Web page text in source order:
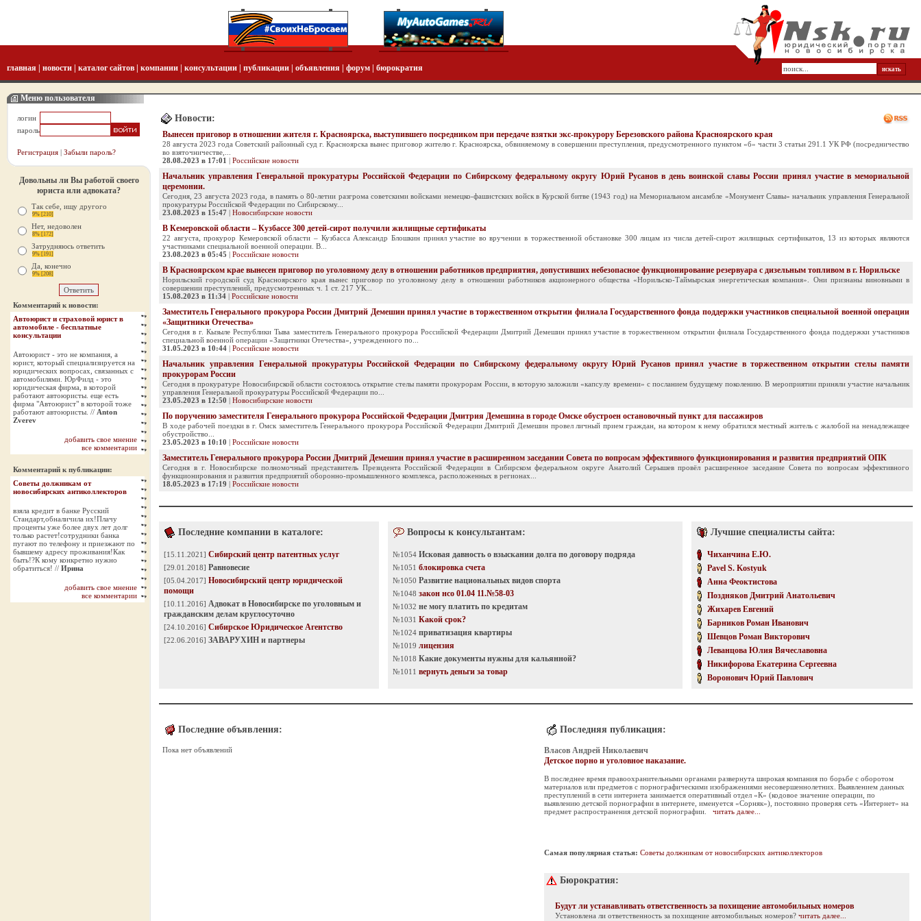
главная новости каталог сайтов компании консультации публикации объявления форум бюрократия
Меню пользователя
логин
пароль
Регистрация | Забыли пароль?
Довольны ли Вы работой своего
юриста или адвоката?
Так себе, ищу другого
9% [210]
Нет, недоволен
8% [172]
Затрудняюсь ответить
9% [191]
Да, конечно
9% [208]
Комментарий к новости:
Автоюрист и страховой юрист в
автомобиле - бесплатные
консультации
Автоюрист - это не компания, а
юрист, который специализируется на
юридических вопросах, связанных с
автомобилями. ЮрФилд - это
юридическая фирма, в которой
работают автоюристы. еще есть
фирма "Автоюрист" в которой тоже
работают автоюристы. // Anton
Zverev
добавить свое мнение
все комментарии
Комментарий к публикации:
Советы должникам от
новосибирских антиколлекторов
взяла кредит в банке Русский
Стандарт,обналичила их!Плачу
проценты уже более двух лет долг
только растет!сотрудники банка
пугают по телефону и приезжают по
бывшему адресу проживания!Как
быть!?К кому конкретно нужно
обратиться! // Ирина
добавить свое мнение
все комментарии
Новости:
Вынесен приговор в отношении жителя г. Красноярска, выступившего посредником при передаче взятки экс-прокурору Березовского района Красноярского края
28 августа 2023 года Советский районный суд г. Красноярска вынес приговор жителю г. Красноярска, обвиняемому в совершении преступления, предусмотренного пунктом «б» части 3 статьи 291.1 УК РФ (посредничество
во взяточничестве,...
28.08.2023 в 17:01 | Российские новости
Начальник управления Генеральной прокуратуры Российской Федерации по Сибирскому федеральному округу Юрий Русанов в день воинской славы России принял участие в мемориальной
церемонии.
Сегодня, 23 августа 2023 года, в память о 80-летии разгрома советскими войсками немецко-фашистских войск в Курской битве (1943 год) на Мемориальном ансамбле «Монумент Славы» начальник управления Генеральной
прокуратуры Российской Федерации по Сибирскому...
23.08.2023 в 15:47 | Новосибирские новости
В Кемеровской области – Кузбассе 300 детей-сирот получили жилищные сертификаты
22 августа, прокурор Кемеровской области – Кузбасса Александр Блошкин принял участие во вручении в торжественной обстановке 300 лицам из числа детей-сирот жилищных сертификатов, 13 из которых являются
участниками специальной военной операции. В...
23.08.2023 в 05:45 | Российские новости
В Красноярском крае вынесен приговор по уголовному делу в отношении работников предприятия, допустивших небезопасное функционирование резервуара с дизельным топливом в г. Норильске
Норильский городской суд Красноярского края вынес приговор по уголовному делу в отношении работников акционерного общества «Норильско-Таймырская энергетическая компания». Они признаны виновными в
совершении преступлений, предусмотренных ч. 1 ст. 217 УК...
15.08.2023 в 11:34 | Российские новости
Заместитель Генерального прокурора России Дмитрий Демешин принял участие в торжественном открытии филиала Государственного фонда поддержки участников специальной военной операции
«Защитники Отечества»
Сегодня в г. Кызыле Республики Тыва заместитель Генерального прокурора Российской Федерации Дмитрий Демешин принял участие в торжественном открытии филиала Государственного фонда поддержки участников
специальной военной операции «Защитники Отечества», учрежденного по...
31.05.2023 в 10:44 | Российские новости
Начальник управления Генеральной прокуратуры Российской Федерации по Сибирскому федеральному округу Юрий Русанов принял участие в торжественном открытии стелы памяти
прокурорам России
Сегодня в прокуратуре Новосибирской области состоялось открытие стелы памяти прокурорам России, в которую заложили «капсулу времени» с посланием будущему поколению. В мероприятии приняли участие начальник
управления Генеральной прокуратуры Российской Федерации по...
23.05.2023 в 12:50 | Новосибирские новости
По поручению заместителя Генерального прокурора Российской Федерации Дмитрия Демешина в городе Омске обустроен остановочный пункт для пассажиров
В ходе рабочей поездки в г. Омск заместитель Генерального прокурора Российской Федерации Дмитрий Демешин провел личный прием граждан, на котором к нему обратился местный житель с жалобой на ненадлежащее
обустройство...
23.05.2023 в 10:10 | Российские новости
Заместитель Генерального прокурора России Дмитрий Демешин принял участие в расширенном заседании Совета по вопросам эффективного функционирования и развития предприятий ОПК
Сегодня в г. Новосибирске полномочный представитель Президента Российской Федерации в Сибирском федеральном округе Анатолий Серышев провёл расширенное заседание Совета по вопросам эффективного
функционирования и развития предприятий оборонно-промышленного комплекса, расположенных в регионах...
18.05.2023 в 17:19 | Российские новости
Последние компании в каталоге:
[15.11.2021] Сибирский центр патентных услуг
[29.01.2018] Равновесие
[05.04.2017] Новосибирский центр юридической
помощи
[10.11.2016] Адвокат в Новосибирске по уголовным и
гражданским делам круглосуточно
[24.10.2016] Сибирское Юридическое Агентство
[22.06.2016] ЗАВАРУХИН и партнеры
Вопросы к консультантам:
№1054 Исковая давность о взыскании долга по договору подряда
№1051 блокировка счета
№1050 Развитие национальных видов спорта
№1048 закон нсо 01.04 11.№58-03
№1032 не могу платить по кредитам
№1031 Какой срок?
№1024 приватизация квартиры
№1019 лицензия
№1018 Какие документы нужны для кальянной?
№1011 вернуть деньги за товар
Лучшие специалисты сайта:
Чиханчина Е.Ю.
Pavel S. Kostyuk
Анна Феоктистова
Поздняков Дмитрий Анатольевич
Жихарев Евгений
Барников Роман Иванович
Шевцов Роман Викторович
Леванцова Юлия Вячеславовна
Никифорова Екатерина Сергеевна
Воронович Юрий Павлович
Последние объявления:
Пока нет объявлений
Последняя публикация:
Власов Андрей Николаевич
Детское порно и уголовное наказание.
В последнее время правоохранительными органами развернута широкая компания по борьбе с оборотом
материалов или предметов с порнографическими изображениями несовершеннолетних. Выявлением данных
преступлений в сети интернета занимается оперативный отдел «К» (кодовое значение операции, по
выявлению детской порнографии в интернете, именуется «Сорняк»), постоянно проверяя сеть «Интернет» на
предмет распространения детской порнографии. читать далее...
Самая популярная статья: Советы должникам от новосибирских антиколлекторов
Бюрократия:
Будут ли устанавливать ответственность за похищение автомобильных номеров
Установлена ли ответственность за похищение автомобильных номеров? читать далее...